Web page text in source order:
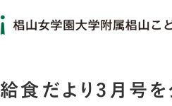
給食だより3月号を